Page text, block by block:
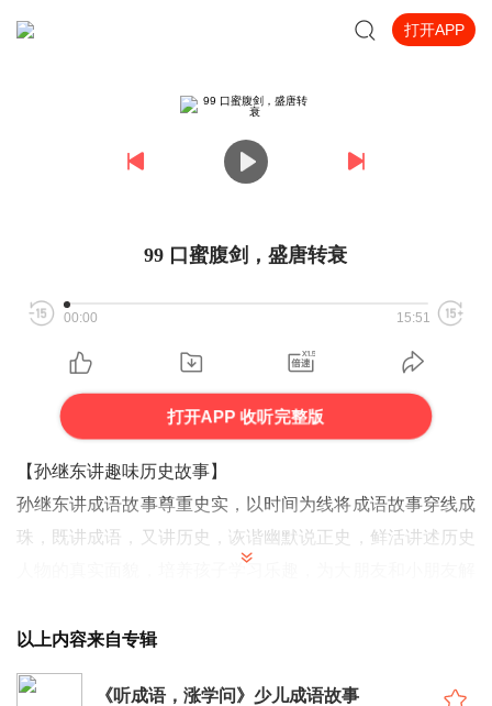
打开APP
99 口蜜腹剑，盛唐转衰
00:00 15:51
打开APP 收听完整版
【孙继东讲趣味历史故事】
孙继东讲成语故事尊重史实，以时间为线将成语故事穿线成
珠，既讲成语，又讲历史，诙谐幽默说正史，鲜活讲述历史
以上内容来自专辑
《听成语，涨学问》少儿成语故事